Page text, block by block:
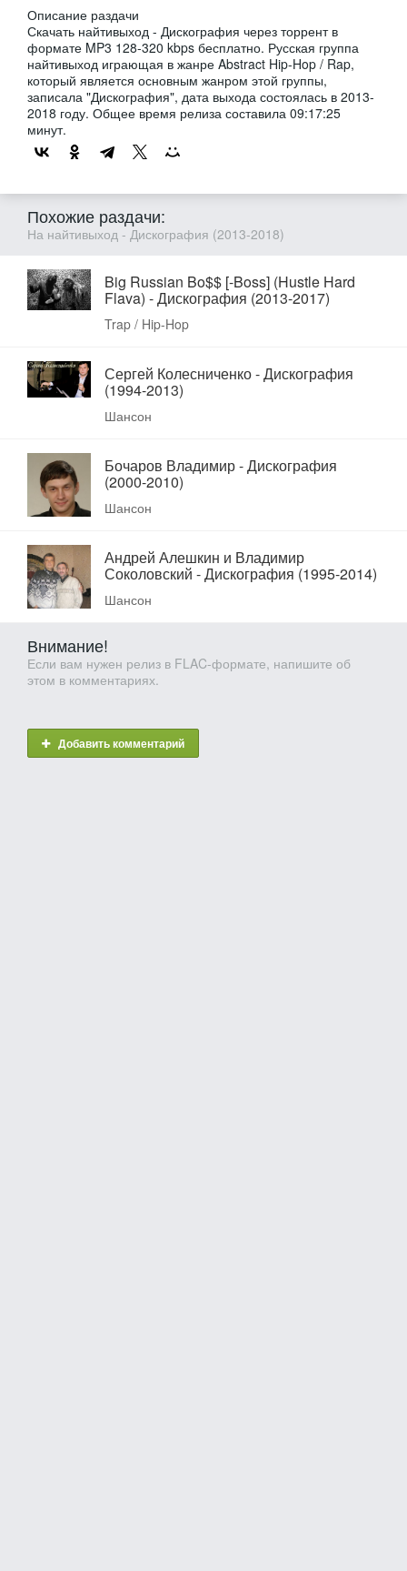
Описание раздачи
Скачать найтивыход - Дискография через торрент в
формате MP3 128-320 kbps бесплатно. Русская группа
найтивыход играющая в жанре Abstract Hip-Hop / Rap,
который является основным жанром этой группы,
записала "Дискография", дата выхода состоялась в 2013-
2018 году. Общее время релиза составила 09:17:25
минут.
Похожие раздачи:
На найтивыход - Дискография (2013-2018)
Big Russian Bo$$ [-Boss] (Hustle Hard
Flava) - Дискография (2013-2017)
Trap / Hip-Hop
Сергей Колесниченко - Дискография
(1994-2013)
Шансон
Бочаров Владимир - Дискография
(2000-2010)
Шансон
Андрей Алешкин и Владимир
Соколовский - Дискография (1995-2014)
Шансон
Внимание!
Если вам нужен релиз в FLAC-формате, напишите об
этом в комментариях.
Добавить комментарий